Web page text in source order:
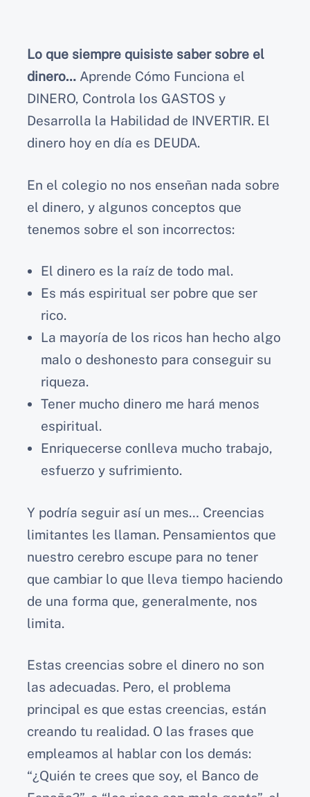
Lo que siempre quisiste saber sobre el
dinero… Aprende Cómo Funciona el
DINERO, Controla los GASTOS y
Desarrolla la Habilidad de INVERTIR. El
dinero hoy en día es DEUDA.
En el colegio no nos enseñan nada sobre
el dinero, y algunos conceptos que
tenemos sobre el son incorrectos:
El dinero es la raíz de todo mal.
Es más espiritual ser pobre que ser
rico.
La mayoría de los ricos han hecho algo
malo o deshonesto para conseguir su
riqueza.
Tener mucho dinero me hará menos
espiritual.
Enriquecerse conlleva mucho trabajo,
esfuerzo y sufrimiento.
Y podría seguir así un mes… Creencias
limitantes les llaman. Pensamientos que
nuestro cerebro escupe para no tener
que cambiar lo que lleva tiempo haciendo
de una forma que, generalmente, nos
limita.
Estas creencias sobre el dinero no son
las adecuadas. Pero, el problema
principal es que estas creencias, están
creando tu realidad. O las frases que
empleamos al hablar con los demás:
“¿Quién te crees que soy, el Banco de